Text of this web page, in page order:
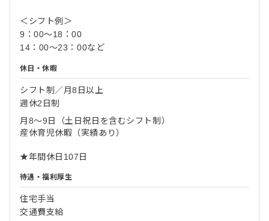
＜シフト例＞
9：00～18：00
14：00～23：00など
休日・休暇
シフト制／月8日以上
週休2日制
月8～9日（土日祝日を含むシフト制）
産休育児休暇（実績あり）
★年間休日107日
待遇・福利厚生
住宅手当
交通費支給